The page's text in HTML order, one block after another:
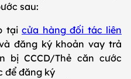
sau:
tại cửa hàng đối tác liên
đăng ký khoản vay trả
bị CCCD/Thẻ căn cước
để đăng ký